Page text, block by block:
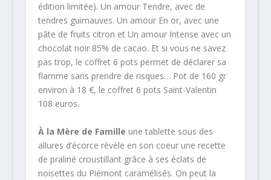
édition limitée). Un amour Tendre, avec de
tendres guimauves. Un amour En or, avec une
pâte de fruits citron et Un amour Intense avec un
chocolat noir 85% de cacao. Et si vous ne savez
pas trop, le coffret 6 pots permet de déclarer sa
flamme sans prendre de risques… Pot de 160 gr
environ à 18 €, le coffret 6 pots Saint-Valentin
108 euros.
À la Mère de Famille une tablette sous des
allures d’écorce révèle en son coeur une recette
de praliné croustillant grâce à ses éclats de
noisettes du Piémont caramélisés. On peut la